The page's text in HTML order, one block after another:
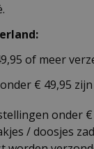
of meer
€ 49,95
onder €
/ doosjes